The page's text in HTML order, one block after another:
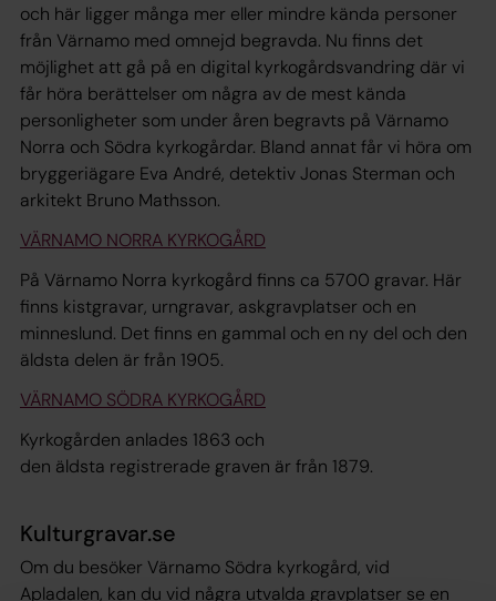
och här ligger många mer eller mindre kända personer
från Värnamo med omnejd begravda. Nu finns det
möjlighet att gå på en digital kyrkogårdsvandring där vi
får höra berättelser om några av de mest kända
personligheter som under åren begravts på Värnamo
Norra och Södra kyrkogårdar. Bland annat får vi höra om
bryggeriägare Eva André, detektiv Jonas Sterman och
arkitekt Bruno Mathsson.
VÄRNAMO NORRA KYRKOGÅRD
På Värnamo Norra kyrkogård finns ca 5700 gravar. Här
finns kistgravar, urngravar, askgravplatser och en
minneslund. Det finns en gammal och en ny del och den
äldsta delen är från 1905.
VÄRNAMO SÖDRA KYRKOGÅRD
Kyrkogården anlades 1863 och
den äldsta registrerade graven är från 1879.
Kulturgravar.se
Om du besöker Värnamo Södra kyrkogård, vid
Apladalen, kan du vid några utvalda gravplatser se en